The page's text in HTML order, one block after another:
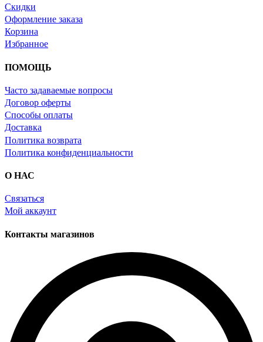
Скидки
Оформление заказа
Корзина
Избранное
ПОМОЩЬ
Часто задаваемые вопросы
Договор оферты
Способы оплаты
Доставка
Политика возврата
Политика конфиденциальности
О НАС
Связаться
Мой аккаунт
Контакты магазинов